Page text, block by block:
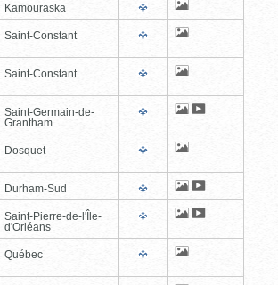
Kamouraska
Saint-Constant
Saint-Constant
Saint-Germain-de-
Grantham
Dosquet
Durham-Sud
Saint-Pierre-de-l'Île-
d'Orléans
Québec